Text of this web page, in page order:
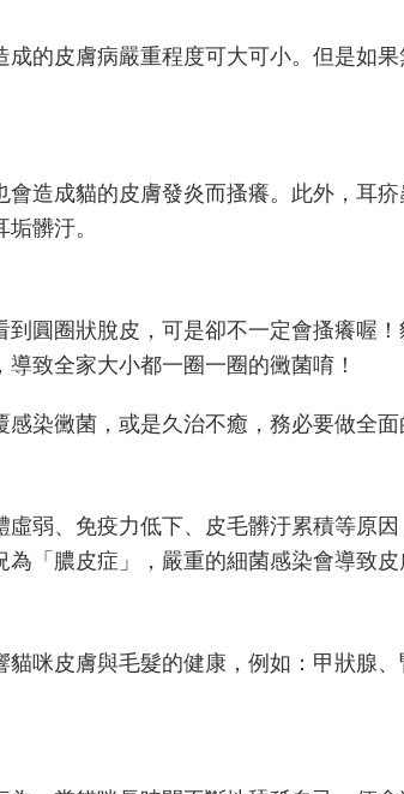
的皮膚病嚴重程度可大可小。但是如
造成貓的皮膚發炎而搔癢。此外，耳
髒汙。
圓圈狀脫皮，可是卻不一定會搔癢喔
致全家大小都一圈一圈的黴菌唷！
染黴菌，或是久治不癒，務必要做全
弱、免疫力低下、皮毛髒汙累積等原
「膿皮症」，嚴重的細菌感染會導致
咪皮膚與毛髮的健康，例如：甲狀腺